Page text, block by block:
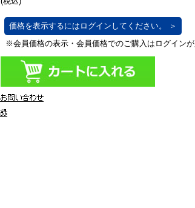
価格を表示するにはログインしてください。 ＞